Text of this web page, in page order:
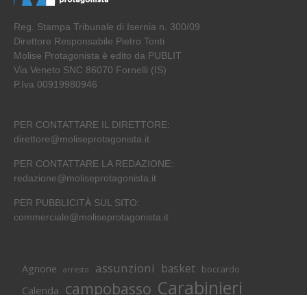
Reg. Stampa Tribunale di Isernia n. 300/09
Direttore Responsabile Pietro Tonti
Molise Protagonista è edito da PUBLIT
Via Veneto SNC 86070 Fornelli (IS)
P.Iva 00919980946
PER CONTATTARE IL DIRETTORE:
direttore@moliseprotagonista.it
PER CONTATTARE LA REDAZIONE:
redazione@moliseprotagonista.it
PER PUBBLICITÀ SUL SITO:
commerciale@moliseprotagonista.it
Agnone arresto assunzioni basket boccardo
Calenda campobasso Carabinieri